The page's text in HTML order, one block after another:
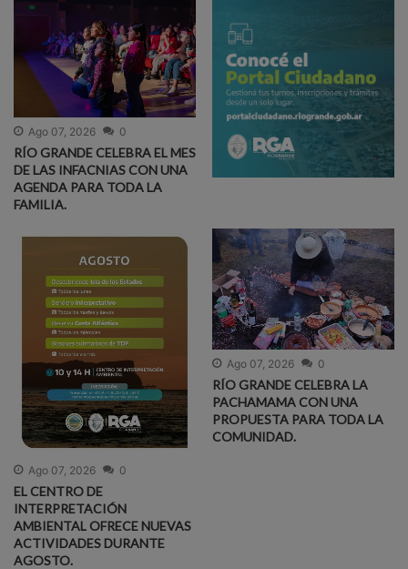
Ago 07, 2026 0
RÍO GRANDE CELEBRA EL MES
DE LAS INFACNIAS CON UNA
AGENDA PARA TODA LA
FAMILIA.
Ago 07, 2026 0
EL CENTRO DE
INTERPRETACIÓN
AMBIENTAL OFRECE NUEVAS
ACTIVIDADES DURANTE
AGOSTO.
Ago 07, 2026 0
RÍO GRANDE CELEBRA LA
PACHAMAMA CON UNA
PROPUESTA PARA TODA LA
COMUNIDAD.